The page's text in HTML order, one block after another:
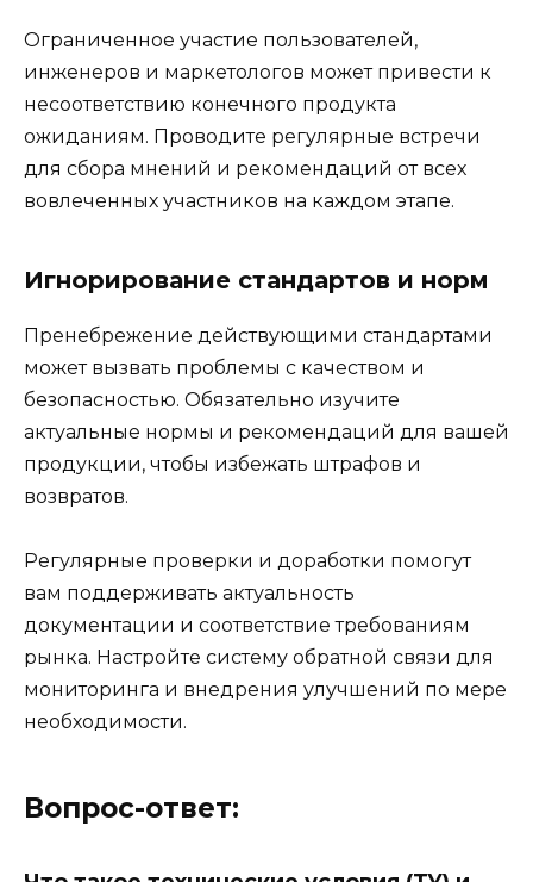
Ограниченное участие пользователей,
инженеров и маркетологов может привести к
несоответствию конечного продукта
ожиданиям. Проводите регулярные встречи
для сбора мнений и рекомендаций от всех
вовлеченных участников на каждом этапе.
Игнорирование стандартов и норм
Пренебрежение действующими стандартами
может вызвать проблемы с качеством и
безопасностью. Обязательно изучите
актуальные нормы и рекомендаций для вашей
продукции, чтобы избежать штрафов и
возвратов.
Регулярные проверки и доработки помогут
вам поддерживать актуальность
документации и соответствие требованиям
рынка. Настройте систему обратной связи для
мониторинга и внедрения улучшений по мере
необходимости.
Вопрос-ответ: